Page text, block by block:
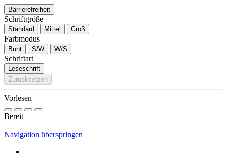
Barrierefreiheit
Schriftgröße
Standard Mittel Groß
Farbmodus
Bunt S/W W/S
Schriftart
Leseschrift
Zurücksetzen
Vorlesen
Bereit
Navigation überspringen